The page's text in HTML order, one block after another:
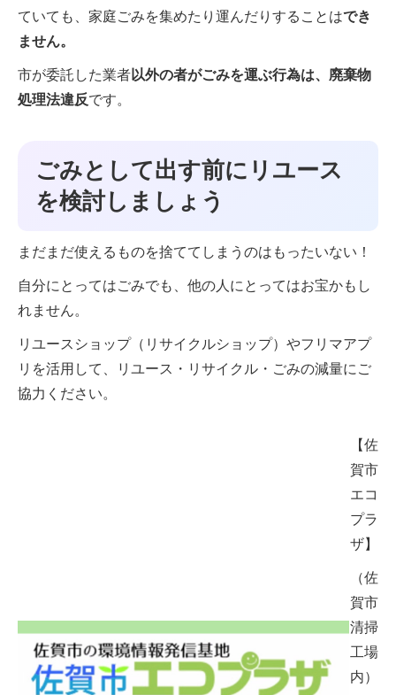
ていても、家庭ごみを集めたり運んだりすることはでき
ません。
市が委託した業者以外の者がごみを運ぶ行為は、廃棄物
処理法違反です。
ごみとして出す前にリユース
を検討しましょう
まだまだ使えるものを捨ててしまうのはもったいない！
自分にとってはごみでも、他の人にとってはお宝かもし
れません。
リユースショップ（リサイクルショップ）やフリマアプ
リを活用して、リユース・リサイクル・ごみの減量にご
協力ください。
【佐
賀市
エコ
プラ
ザ】
（佐
賀市
清掃
工場
内）